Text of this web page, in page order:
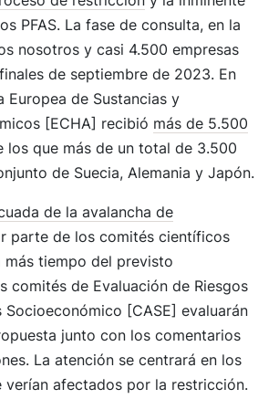
PFAS. La fase de consulta, en la
nosotros y casi 4.500 empresas
de septiembre de 2023. En
Europea de Sustancias y
[ECHA] recibió más de 5.500
los que más de un total de 3.500
de Suecia, Alemania y Japón.
de la avalancha de
parte de los comités científicos
más tiempo del previsto
comités de Evaluación de Riesgos
Socioeconómico [CASE] evaluarán
junto con los comentarios
La atención se centrará en los
verían afectados por la restricción.